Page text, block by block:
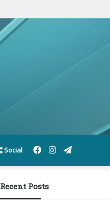
Social Telegram
Instagram
Facebook
Recent Posts